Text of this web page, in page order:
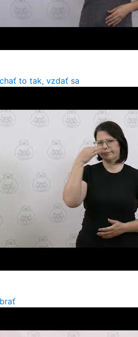
to tak, vzdať sa